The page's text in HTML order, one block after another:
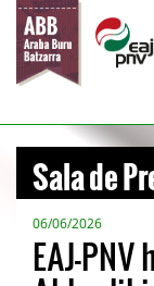
Sala de
06/06/2026
EAJ-